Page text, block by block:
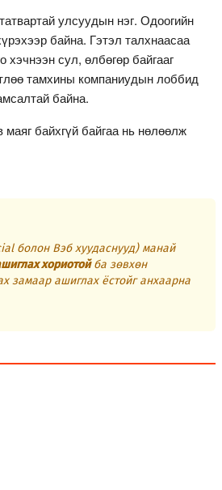
улсуудын нэг. Одоогийн
байна. Гэтэл талхнаасаа
хэчнээн сул, өлбөгөр байгааг
тамхины компаниудын лоббид
байна.
байхгүй байгаа нь нөлөөлж
болон Вэб хуудаснууд) манай
хориотойба зөвхөн
замаар ашиглах ёстойг анхаарна